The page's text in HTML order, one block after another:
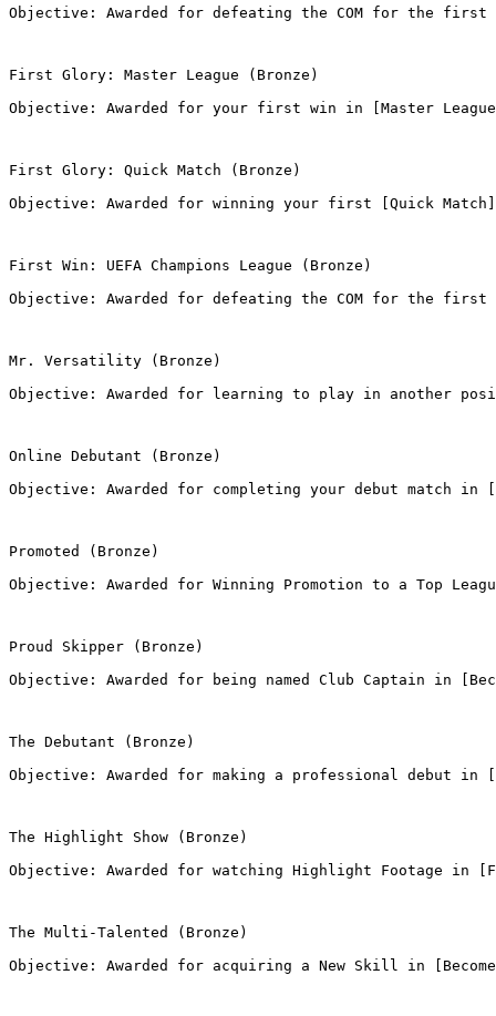
Objective: Awarded for defeating the COM for the
First Glory: Master League (Bronze)
Objective: Awarded for your first win in [Master
First Glory: Quick Match (Bronze)
Objective: Awarded for winning your first [Quick
First Win: UEFA Champions League (Bronze)
Objective: Awarded for defeating the COM for the first
Mr. Versatility (Bronze)
Objective: Awarded for learning to play in another
Online Debutant (Bronze)
Objective: Awarded for completing your debut match
Promoted (Bronze)
Objective: Awarded for Winning Promotion to a Top
Proud Skipper (Bronze)
Objective: Awarded for being named Club Captain in
The Debutant (Bronze)
Objective: Awarded for making a professional debut in
The Highlight Show (Bronze)
Objective: Awarded for watching Highlight Footage in
The Multi-Talented (Bronze)
Objective: Awarded for acquiring a New Skill in